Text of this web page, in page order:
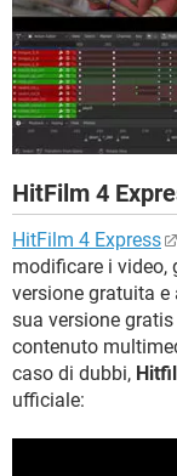
HitFilm 4
HitFilm 4 Express
modificare i video,
versione gratuita e
sua versione
contenuto
caso di dubbi,
ufficiale: